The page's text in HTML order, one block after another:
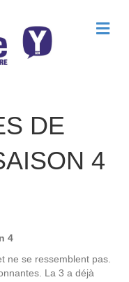
M
e
DE
4
4
ne se ressemblent pas.
La 3 a déjà